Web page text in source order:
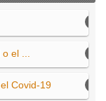
el ...
Covid-19